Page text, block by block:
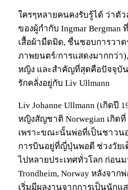
ใครๆหลายคนคงรับรู้ได้ ว่าตั
ของผู้กำกับ Ingmar Bergman
เสื้อผ้ามืดมิด, ชื่นชอบการวา
ภาพยนตร์/การแสดงมากกว่า
หญิง และสำคัญที่สุดคือปัจจุบั
รักคลั่งอยู่กับ Liv Ullmann
Liv Johanne Ullmann (เกิดปี
หญิงสัญชาติ Norwegian เกิด
เพราะขณะนั้นพ่อที่เป็นชาวน
การบินอยู่ที่ญี่ปุ่นพอดี ช่วงวัยเ
ไปหลายประเทศทั่วโลก ก่อน
Trondheim, Norway หลังจาก
เริ่มมีผลงานจากการเป็นนักแ